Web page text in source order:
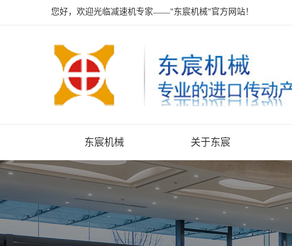
您好，欢迎光临减速机专家——"东宸机械"官方网站！
东宸机械 关于东宸